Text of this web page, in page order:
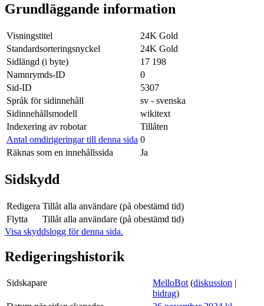
Grundläggande information
Visningstitel
24K Gold
Standardsorteringsnyckel
24K Gold
Sidlängd (i byte)
17 198
Namnrymds-ID
0
Sid-ID
5307
Språk för sidinnehåll
sv - svenska
Sidinnehållsmodell
wikitext
Indexering av robotar
Tillåten
Antal omdirigeringar till denna sida 0
Räknas som en innehållssida
Ja
Sidskydd
Redigera Tillåt alla användare (på obestämd tid)
Flytta
Tillåt alla användare (på obestämd tid)
Visa skyddslogg för denna sida.
Redigeringshistorik
Sidskapare MelloBot (diskussion |
bidrag)